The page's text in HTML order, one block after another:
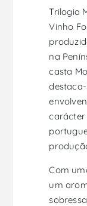
Trilogia
Vinho
na
casta
carácter
Com
um